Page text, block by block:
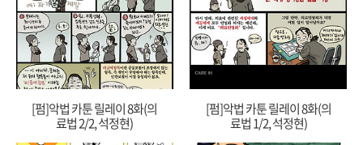
[펌]악법 카툰 릴레이 8화(의
료법 2/2, 석정현)
[펌]악법 카툰 릴레이 8화(의
료법 1/2, 석정현)